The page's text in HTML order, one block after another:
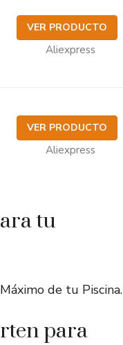
VER PRODUCTO
Aliexpress
VER PRODUCTO
Aliexpress
tu
de tu Piscina.
para